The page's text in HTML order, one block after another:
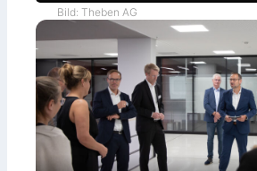
Bild: Theben AG